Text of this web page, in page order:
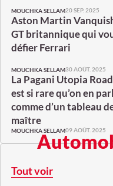
MOUCHKA SELLAM20 SEP. 2025
Aston Martin
GT britannique qui
défier Ferrari
MOUCHKA SELLAM30 AOÛT. 2025
La Pagani Utopia
est si rare qu’on en
comme d’un tableau
maître
MOUCHKA SELLAM09 AOÛT. 2025
Tout voir